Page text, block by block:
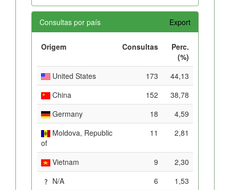
Consultas por país Export
Origem Consultas
Perc.
(%)
United States
173
44,13
China
152
38,78
Germany
18
4,59
Moldova, Republic
of
11 2,81
Vietnam 9
2,30
N/A
6
1,53